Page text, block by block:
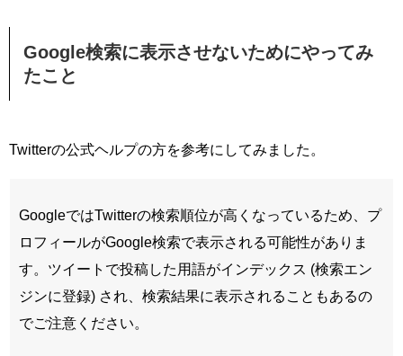
Google検索に表示させないためにやってみ
たこと
Twitterの公式ヘルプの方を参考にしてみました。
GoogleではTwitterの検索順位が高くなっているため、プ
ロフィールがGoogle検索で表示される可能性がありま
す。ツイートで投稿した用語がインデックス (検索エン
ジンに登録) され、検索結果に表示されることもあるの
でご注意ください。